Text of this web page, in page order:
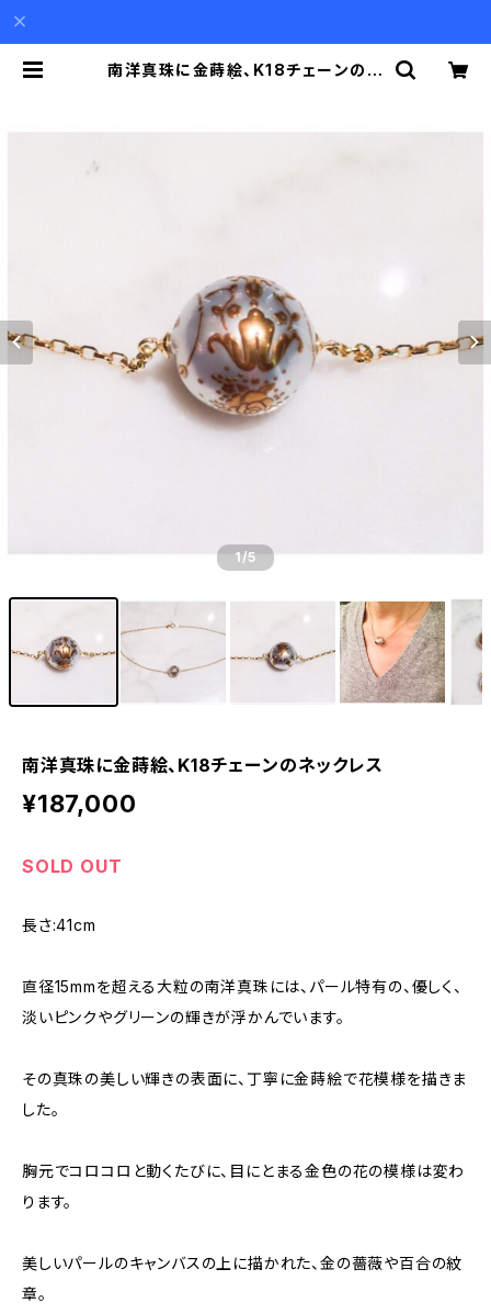
南洋真珠に金蒔絵、K18チェーンのネ
1/5
南洋真珠に金蒔絵、K18チェーンのネックレス
¥187,000
SOLD OUT
長さ:41cm
直径15mmを超える大粒の南洋真珠には、パール特有の、優しく、
淡いピンクやグリーンの輝きが浮かんでいます。
その真珠の美しい輝きの表面に、丁寧に金蒔絵で花模様を描きま
した。
胸元でコロコロと動くたびに、目にとまる金色の花の模様は変わ
ります。
美しいパールのキャンバスの上に描かれた、金の薔薇や百合の紋
章。